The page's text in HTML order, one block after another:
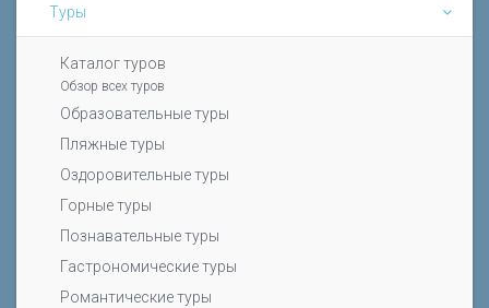
Туры
Каталог туров
Обзор всех туров
Образовательные туры
Пляжные туры
Оздоровительные туры
Горные туры
Познавательные туры
Гастрономические туры
Романтические туры